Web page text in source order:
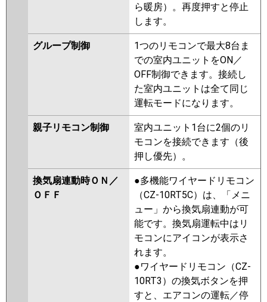
ら暖房）。再度押すと停止
します。
グループ制御
1つのリモコンで最大8台ま
での室内ユニットをON／
OFF制御できます。接続し
た室内ユニットは全て同じ
運転モードになります。
親子リモコン制御
室内ユニット1台に2個のリ
モコンを接続できます（後
押し優先）。
換気扇連動時ＯＮ／
ＯＦＦ
●多機能ワイヤードリモコン
（CZ-10RT5C）は、「メニ
ュー」から換気扇連動が可
能です。換気扇運転中はリ
モコンにアイコンが表示さ
れます。
●ワイヤードリモコン（CZ-
10RT3）の換気ボタンを押
すと、エアコンの運転／停